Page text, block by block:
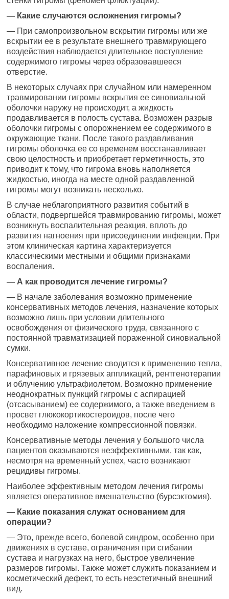
— Какие случаются осложнения гигромы?
— При самопроизвольном вскрытии гигромы или же
вскрытии ее в результате внешнего травмирующего
воздействия наблюдается длительное поступление
содержимого гигромы через образовавшееся
отверстие.
В некоторых случаях при случайном или намеренном
травмировании гигромы вскрытия ее синовиальной
оболочки наружу не происходит, а жидкость
продавливается в полость сустава. Возможен разрыв
оболочки гигромы с опорожнением ее содержимого в
окружающие ткани. После такого раздавливания
гигромы оболочка ее со временем восстанавливает
свою целостность и приобретает герметичность, это
приводит к тому, что гигрома вновь наполняется
жидкостью, иногда на месте одной раздавленной
гигромы могут возникать несколько.
В случае неблагоприятного развития событий в
области, подвергшейся травмированию гигромы, может
возникнуть воспалительная реакция, вплоть до
развития нагноения при присоединении инфекции. При
этом клиническая картина характеризуется
классическими местными и общими признаками
воспаления.
— А как проводится лечение гигромы?
— В начале заболевания возможно применение
консервативных методов лечения, назначение которых
возможно лишь при условии длительного
освобождения от физического труда, связанного с
постоянной травматизацией пораженной синовиальной
сумки.
Консервативное лечение сводится к применению тепла,
парафиновых и грязевых аппликаций, рентгенотерапии
и облучению ультрафиолетом. Возможно применение
неоднократных пункций гигромы с аспирацией
(отсасыванием) ее содержимого, а также введением в
просвет глюкокортикостероидов, после чего
необходимо наложение компрессионной повязки.
Консервативные методы лечения у большого числа
пациентов оказываются неэффективными, так как,
несмотря на временный успех, часто возникают
рецидивы гигромы.
Наиболее эффективным методом лечения гигромы
является оперативное вмешательство (бурсэктомия).
— Какие показания служат основанием для
операции?
— Это, прежде всего, болевой синдром, особенно при
движениях в суставе, ограничения при сгибании
сустава и нагрузках на него, быстрое увеличение
размеров гигромы. Также может служить показанием и
косметический дефект, то есть неэстетичный внешний
вид.